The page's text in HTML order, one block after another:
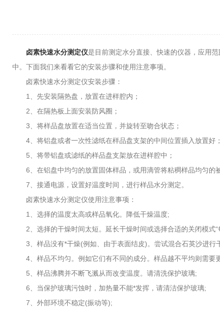
卤素快速水分测定仪是目前测定水分直接、快速的仪器，应用
中。下面我们来看看它的安装步骤和使用注意事项。
卤素快速水分测定仪安装步骤：
1、先安装隔热盘，放置在进样腔内；
2、在隔热板上面安装防风圈；
3、将样品盘放置在适当位置，并旋转至吻合状态；
4、将铝盘或者一次性滤纸在样品盘支架的中间位置插入放置好
5、将带铝盘或滤纸的样品盘支架放在进样腔中；
6、在铝盘中均匀的放置固体样品，或用滴管将粘稠样品均匀的
7、接通电源，设置好温度时间，进行样品水分测定。
卤素快速水分测定仪使用注意事项：
1、选择的温度太高或样品氧化。降低干燥温度;
2、选择的干燥时间太短。延长干燥时间或选择合适的关闭模式“
3、样品没有*干燥(例如、由于表面结皮)。尝试混合石英沙进行
4、样品不均匀。例如它们有不同的成分。样品越不平均则需要
5、样品沸腾并不断飞溅从而改变温度。请清洗保护玻璃;
6、当保护玻璃污蚀时，加热量不能*发挥，请清洁保护玻璃;
7、外部环境不稳定(振动等);